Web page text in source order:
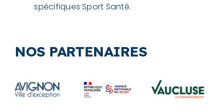
spécifiques Sport Santé.
NOS PARTENAIRES